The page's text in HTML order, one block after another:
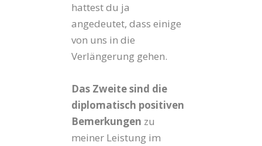
hattest du ja
angedeutet, dass einige
von uns in die
Verlängerung gehen.
Das Zweite sind die
diplomatisch positiven
Bemerkungen zu
meiner Leistung im